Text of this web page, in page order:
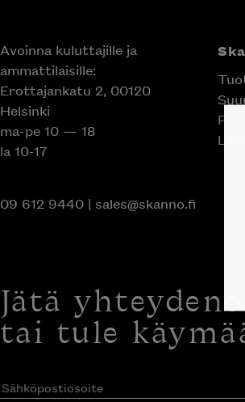
Avoinna kuluttajille ja
ammattilaisille:
Erottajankatu 2, 00120
Helsinki
ma-pe 10 — 18
la 10-17
09 612 9440| sales@skanno.fi
Jätä
tai tule
Sähköpostiosoite(Pakollinen)